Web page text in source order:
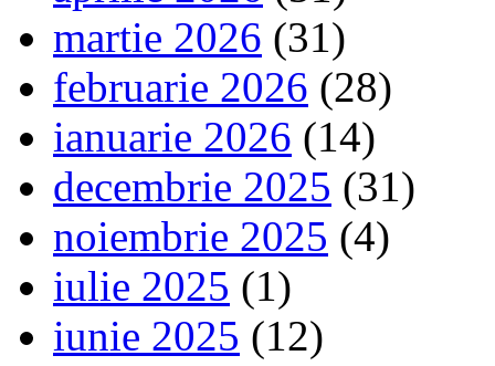
martie 2026 (31)
februarie 2026 (28)
ianuarie 2026 (14)
decembrie 2025 (31)
noiembrie 2025 (4)
iulie 2025 (1)
iunie 2025 (12)